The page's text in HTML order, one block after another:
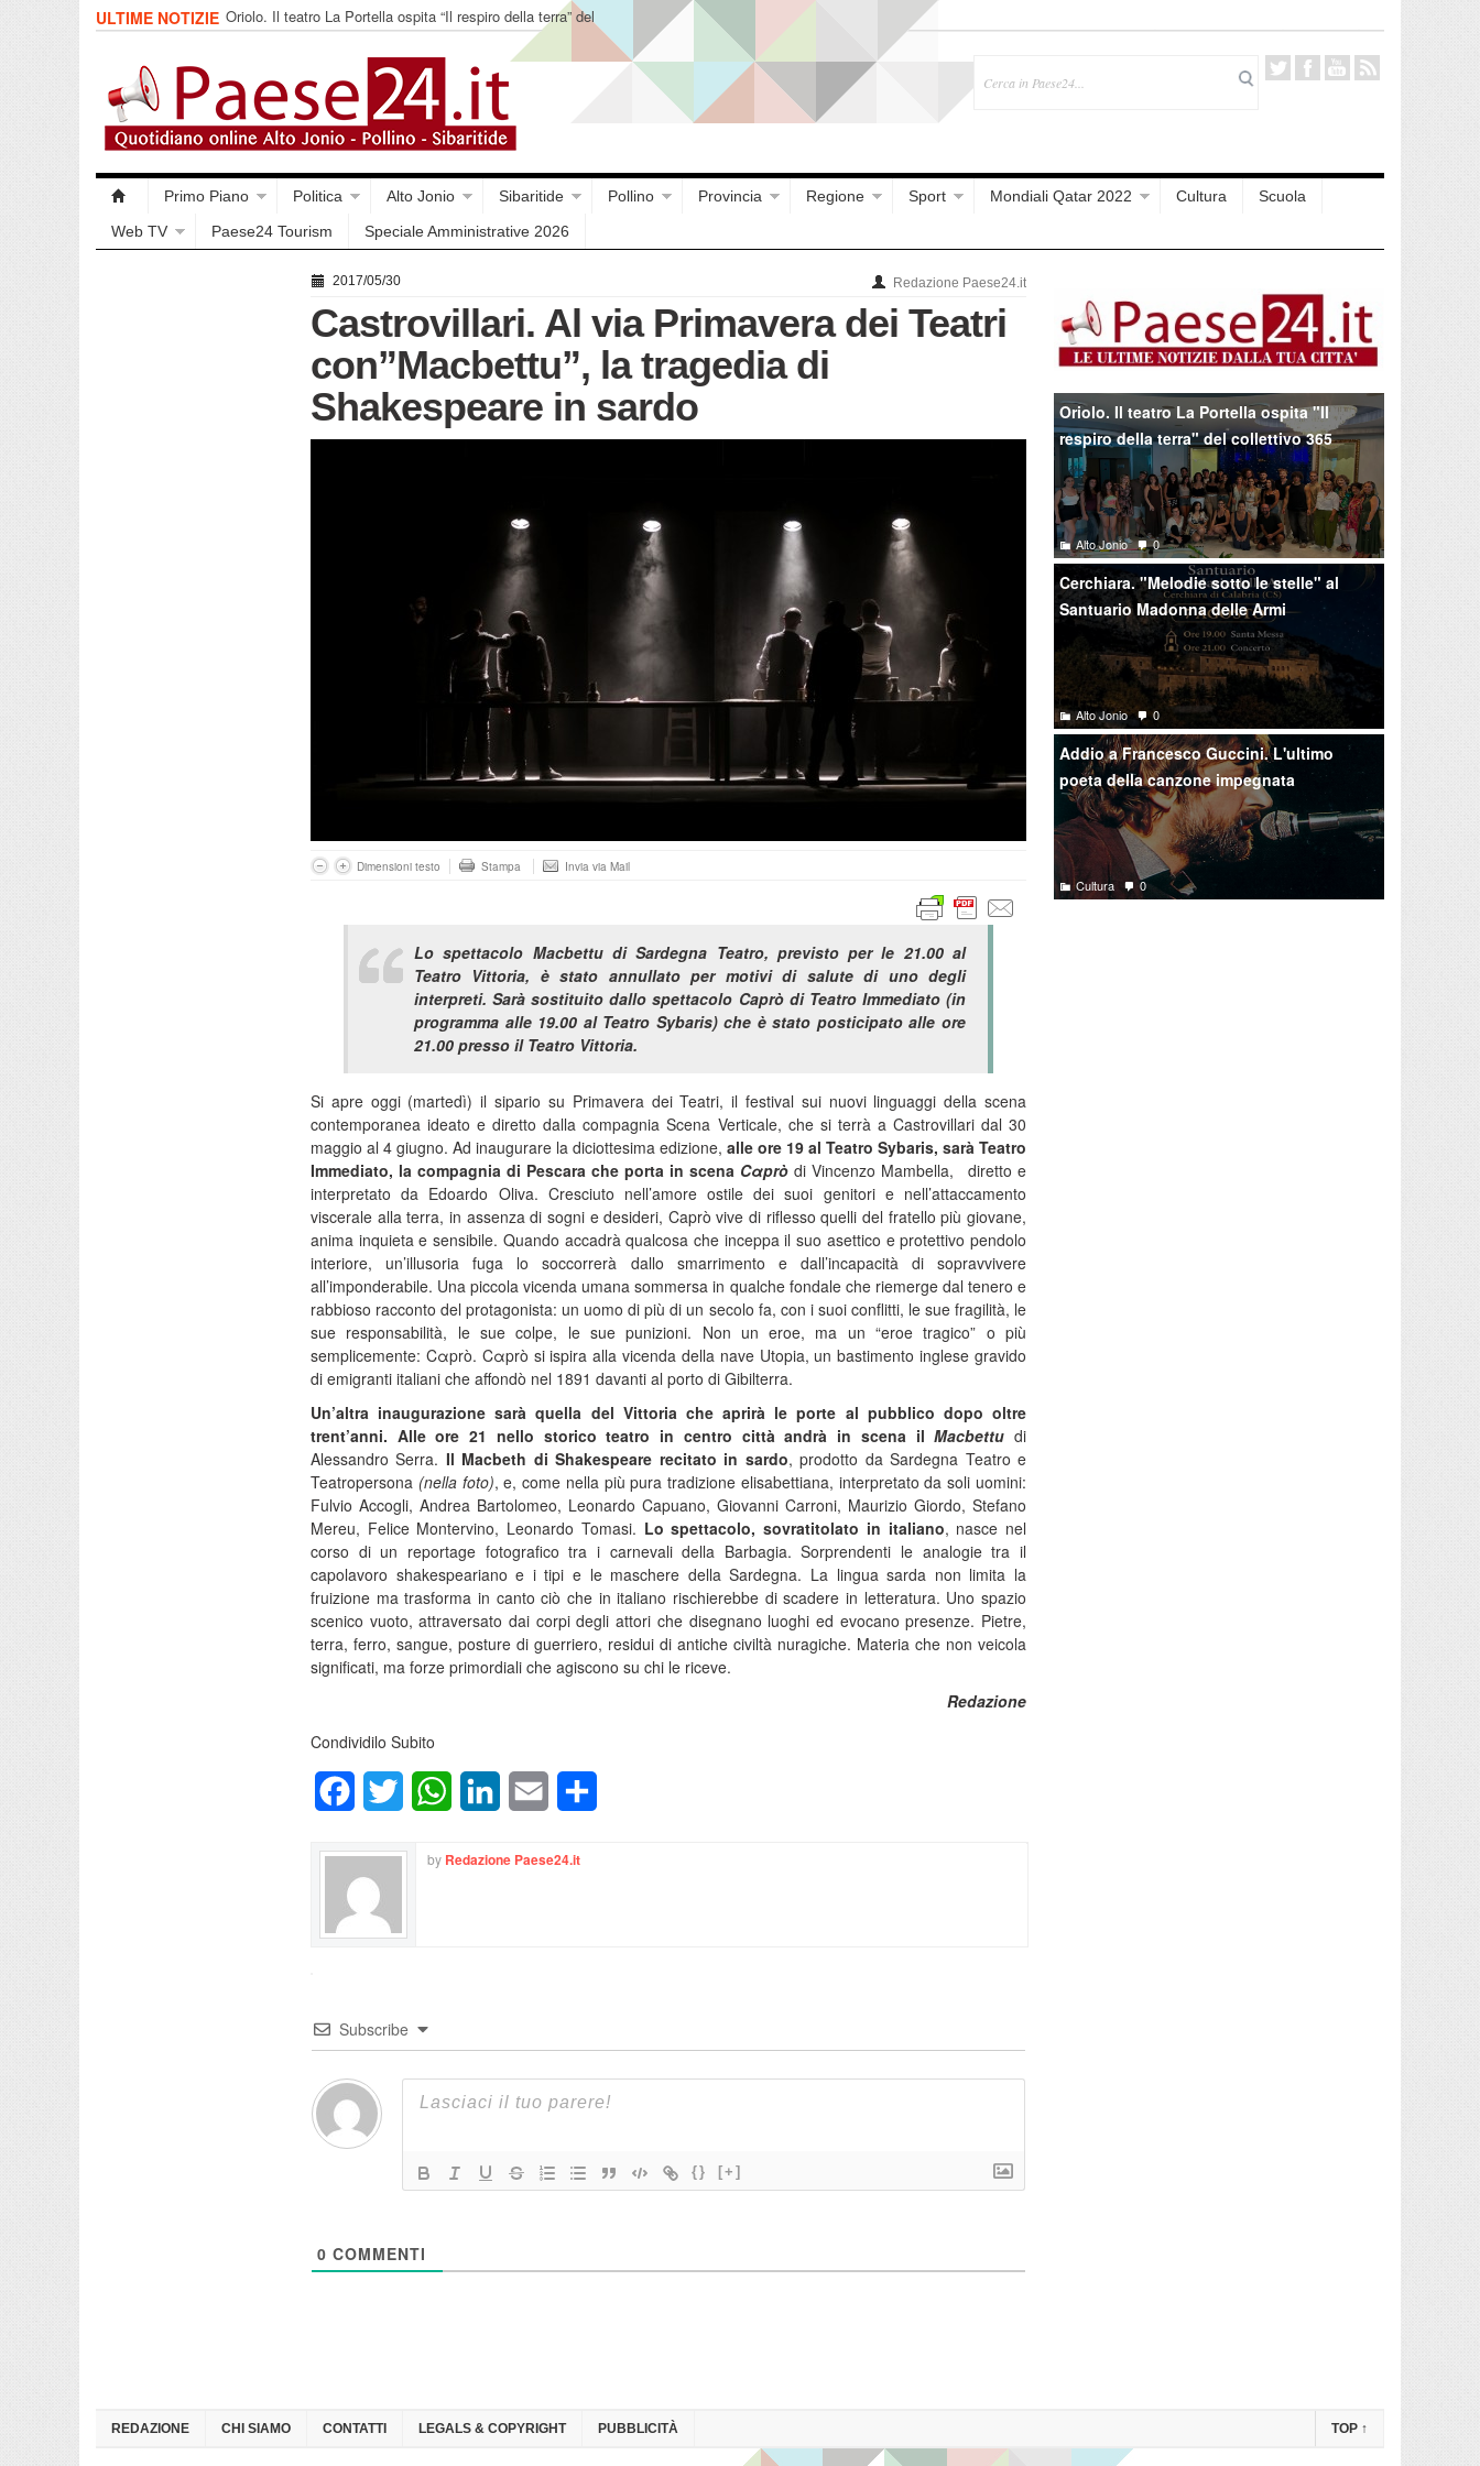
ULTIME NOTIZIE Oriolo. Il teatro La Portella ospita “Il respiro della terra” del
collettivo 365
Primo Piano Politica Alto Jonio Sibaritide Pollino Provincia Regione Sport Mondiali Qatar 2022 Cultura
Scuola
Web TV
Paese24 Tourism Speciale Amministrative 2026
2017/05/30 Redazione Paese24.it
Castrovillari. Al via Primavera dei Teatri
con”Macbettu”, la tragedia di
Shakespeare in sardo
Dimensioni testo Stampa Invia via Mail
Lo spettacolo Macbettu di Sardegna Teatro, previsto per le 21.00 al
Teatro Vittoria, è stato annullato per motivi di salute di uno degli
interpreti. Sarà sostituito dallo spettacolo Caprò di Teatro Immediato (in
programma alle 19.00 al Teatro Sybaris) che è stato posticipato alle ore
21.00 presso il Teatro Vittoria.
Si apre oggi (martedì) il sipario su Primavera dei Teatri, il festival sui nuovi linguaggi della scena
contemporanea ideato e diretto dalla compagnia Scena Verticale, che si terrà a Castrovillari dal 30
maggio al 4 giugno. Ad inaugurare la diciottesima edizione, alle ore 19 al Teatro Syba­­­­­­­­ris, sarà Teatro
Immediato, la compagnia di Pescara che porta in scena Cαprò di Vincenzo Mambella, diretto e
interpretato da Edoardo Oliva. Cresciuto nell’amore ostile dei suoi genitori e nell’attaccamento
viscerale alla terra, in assenza di sogni e desideri, Caprò vive di riflesso quelli del fratello più giovane,
anima inquieta e sensibile. Quando accadrà qualcosa che inceppa il suo asettico e protettivo pendolo
interiore, un’illusoria fuga lo soccorrerà dallo smarrimento e dall’incapacità di sopravvivere
all’imponderabile. Una piccola vicenda umana sommersa in qualche fondale che riemerge dal tenero e
rabbioso racconto del protagonista: un uomo di più di un secolo fa, con i suoi conflitti, le sue fragilità, le
sue responsabilità, le sue colpe, le sue punizioni. Non un eroe, ma un “eroe tragico” o più
semplicemente: Cαprò. Cαprò si ispira alla vicenda della nave Utopia, un bastimento inglese gravido
di emigranti italiani che affondò nel 1891 davanti al porto di Gibilterra.
Un’altra inaugurazione sarà quella del Vittoria che aprirà le porte al pubblico dopo oltre
trent’anni. Alle ore 21 nello storico teatro in centro città andrà in scena ilMacbettu di
Alessandro Serra. Il Macbeth di Shakespeare recitato in sardo, prodotto da Sardegna Teatro e
Teatropersona (nella foto), e, come nella più pura tradizione elisabettiana, interpretato da soli uomini:
Fulvio Accogli, Andrea Bartolomeo, Leonardo Capuano, Giovanni Carroni, Maurizio Giordo, Stefano
Mereu, Felice Montervino, Leonardo Tomasi. Lo spettacolo, sovratitolato in italiano, nasce nel
corso di un reportage fotografico tra i carnevali della Barbagia. Sorprendenti le analogie tra il
capolavoro shakespeariano e i tipi e le maschere della Sardegna. La lingua sarda non limita la
fruizione ma trasforma in canto ciò che in italiano rischierebbe di scadere in letteratura. Uno spazio
scenico vuoto, attraversato dai corpi degli attori che disegnano luoghi ed evocano presenze. Pietre,
terra, ferro, sangue, posture di guerriero, residui di antiche civiltà nuragiche. Materia che non veicola
significati, ma forze primordiali che agiscono su chi le riceve.
Redazione
Condividilo Subito
FacebookTwitter WhatsAppLinkedInEmail
by Redazione Paese24.it
Subscribe
{} [+]
0 COMMENTI
Oriolo. Il teatro La Portella ospita "Il
respiro della terra" del collettivo 365
Alto Jonio 0
Cerchiara. "Melodie sotto le stelle" al
Santuario Madonna delle Armi
Alto Jonio 0
Addio a Francesco Guccini. L'ultimo
poeta della canzone impegnata
Cultura 0
REDAZIONE CHI SIAMO CONTATTI LEGALS & COPYRIGHT PUBBLICITÀ TOP ↑